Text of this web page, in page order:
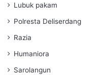
Lubuk pakam
Polresta Deliserdang
Razia
Humaniora
Sarolangun